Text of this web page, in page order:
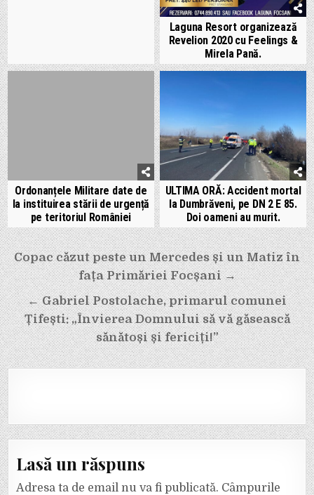
Laguna Resort organizează
Revelion 2020 cu Feelings &
Mirela Pană.
Ordonanțele Militare date de
la instituirea stării de urgență
pe teritoriul României
ULTIMA ORĂ: Accident mortal
la Dumbrăveni, pe DN 2 E 85.
Doi oameni au murit.
Navigare
în
articole
Copac căzut peste un Mercedes și un Matiz în
fața Primăriei Focșani →
← Gabriel Postolache, primarul comunei
Țifești: „Învierea Domnului să vă găsească
sănătoși și fericiți!”
Lasă un răspuns
Adresa ta de email nu va fi publicată. Câmpurile